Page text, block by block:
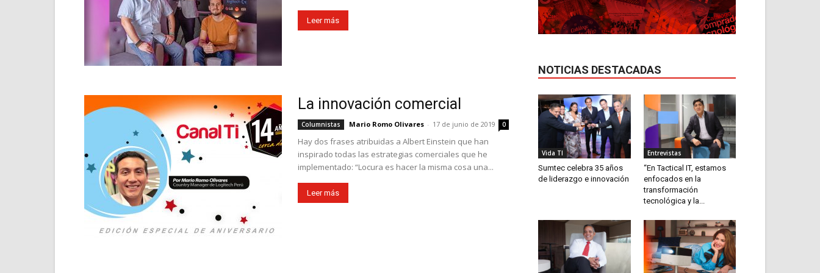
Leer más
La innovación comercial
Columnistas Mario Romo Olivares - 17 de junio de 2019 0
Hay dos frases atribuidas a Albert Einstein que han
inspirado todas las estrategias comerciales que he
implementado: “Locura es hacer la misma cosa una...
Leer más
NOTICIAS DESTACADAS
Vida TI
Sumtec celebra 35 años
de liderazgo e innovación
Entrevistas
“En Tactical IT, estamos
enfocados en la
transformación
tecnológica y la...